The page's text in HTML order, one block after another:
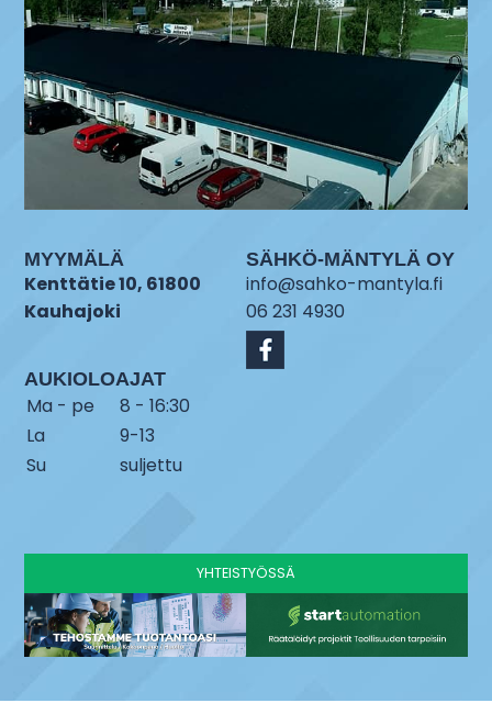
MYYMÄLÄ
Kenttätie 10, 61800
Kauhajoki
AUKIOLOAJAT
Ma - pe
8 - 16:30
La
9-13
Su
suljettu
SÄHKÖ-MÄNTYLÄ OY
info@sahko-mantyla.fi
06 231 4930
YHTEISTYÖSSÄ